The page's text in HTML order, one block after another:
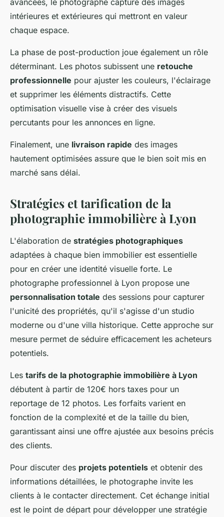
avancées, le photographe capture des images
intérieures et extérieures qui mettront en valeur
chaque espace.
La phase de post-production joue également un rôle
déterminant. Les photos subissent une retouche
professionnelle pour ajuster les couleurs, l'éclairage
et supprimer les éléments distractifs. Cette
optimisation visuelle vise à créer des visuels
percutants pour les annonces en ligne.
Finalement, une livraison rapide des images
hautement optimisées assure que le bien soit mis en
marché sans délai.
Stratégies et tarification de la
photographie immobilière à Lyon
L'élaboration de stratégies photographiques
adaptées à chaque bien immobilier est essentielle
pour en créer une identité visuelle forte. Le
photographe professionnel à Lyon propose une
personnalisation totale des sessions pour capturer
l'unicité des propriétés, qu'il s'agisse d'un studio
moderne ou d'une villa historique. Cette approche sur
mesure permet de séduire efficacement les acheteurs
potentiels.
Les tarifs de la photographie immobilière à Lyon
débutent à partir de 120€ hors taxes pour un
reportage de 12 photos. Les forfaits varient en
fonction de la complexité et de la taille du bien,
garantissant ainsi une offre ajustée aux besoins précis
des clients.
Pour discuter des projets potentiels et obtenir des
informations détaillées, le photographe invite les
clients à le contacter directement. Cet échange initial
est le point de départ pour développer une stratégie